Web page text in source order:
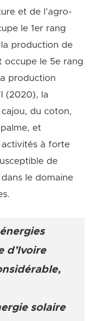
et de l’agro-
le 1er rang
production de
occupe le 5e rang
production
(2020), la
du coton,
et
activités à forte
de
le domaine
d’Ivoire
solaire